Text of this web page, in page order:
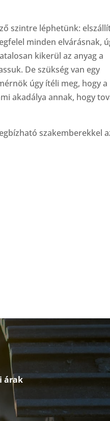
szintre léphetünk:
minden elvárásnak,
kikerül az anyag a
De szükség van egy
úgy ítéli meg, hogy a
akadálya annak, hogy
szakemberekkel
árak